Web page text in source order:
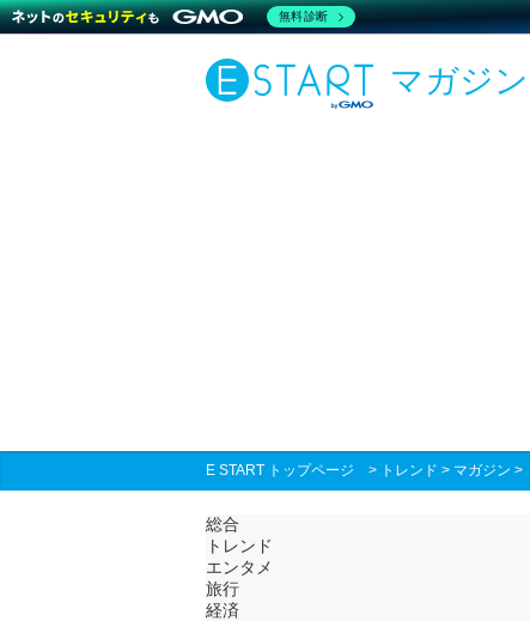
マガジン
E START トップページ > トレンド > マガジン >
総合
トレンド
エンタメ
旅行
経済
無料診断